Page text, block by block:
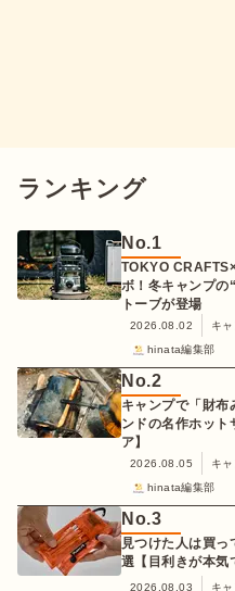
ランキング
No.1
TOKYO
ボ！冬キャンプの
トーブが登場
2026.08.02
キ
hinata編集部
No.2
キャンプで「財布
ンドの名作ホット
ア】
2026.08.05
キ
hinata編集部
No.3
見つけた人は買
選【目利きが本気
2026.08.03 キ